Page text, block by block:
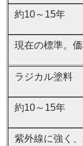
約10～15年
現在の標準。
ラジカル塗料
約10～15年
紫外線に強く